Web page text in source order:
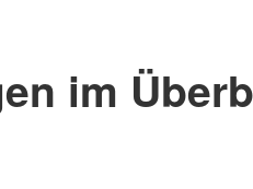
im